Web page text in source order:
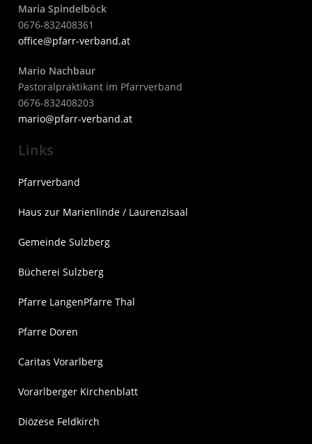
Maria Spindelböck
0676-832408361
office@pfarr-verband.at
Mario Nachbaur
Pastoralpraktikant im Pfarrverband
0676-832408203
mario@pfarr-verband.at
Links
Pfarrverband
Haus zur Marienlinde / Laurenzisaal
Gemeinde Sulzberg
Bücherei Sulzberg
Pfarre LangenPfarre Thal
Pfarre Doren
Caritas Vorarlberg
Vorarlberger Kirchenblatt
Diözese Feldkirch